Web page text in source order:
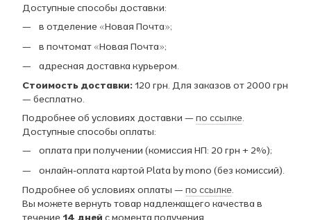
Доступные способы доставки:
в отделение «Новая Почта»;
в почтомат «Новая Почта»;
адресная доставка курьером.
Стоимость доставки:120 грн. Для заказов от 2000 грн
— бесплатно.
Подробнее об условиях доставки — по ссылке.
Доступные способы оплаты:
оплата при получении (комиссия НП: 20 грн + 2%);
онлайн-оплата картой Plata by mono (без комиссий).
Подробнее об условиях оплаты — по ссылке.
Вы можете вернуть товар надлежащего качества в
течение 14 дней с момента получения.